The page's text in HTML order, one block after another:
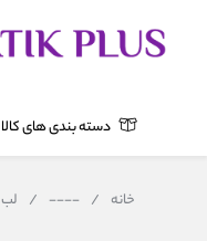
دسته بندی های کالا
خانه /
----
/ لب